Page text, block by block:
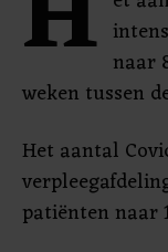
naar
weken tussen
Het aantal
patiënten naar